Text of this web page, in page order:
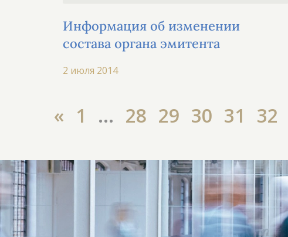
Информация об изменении
состава органа эмитента
2 июля 2014
« 1 ... 28 29 30 31 32